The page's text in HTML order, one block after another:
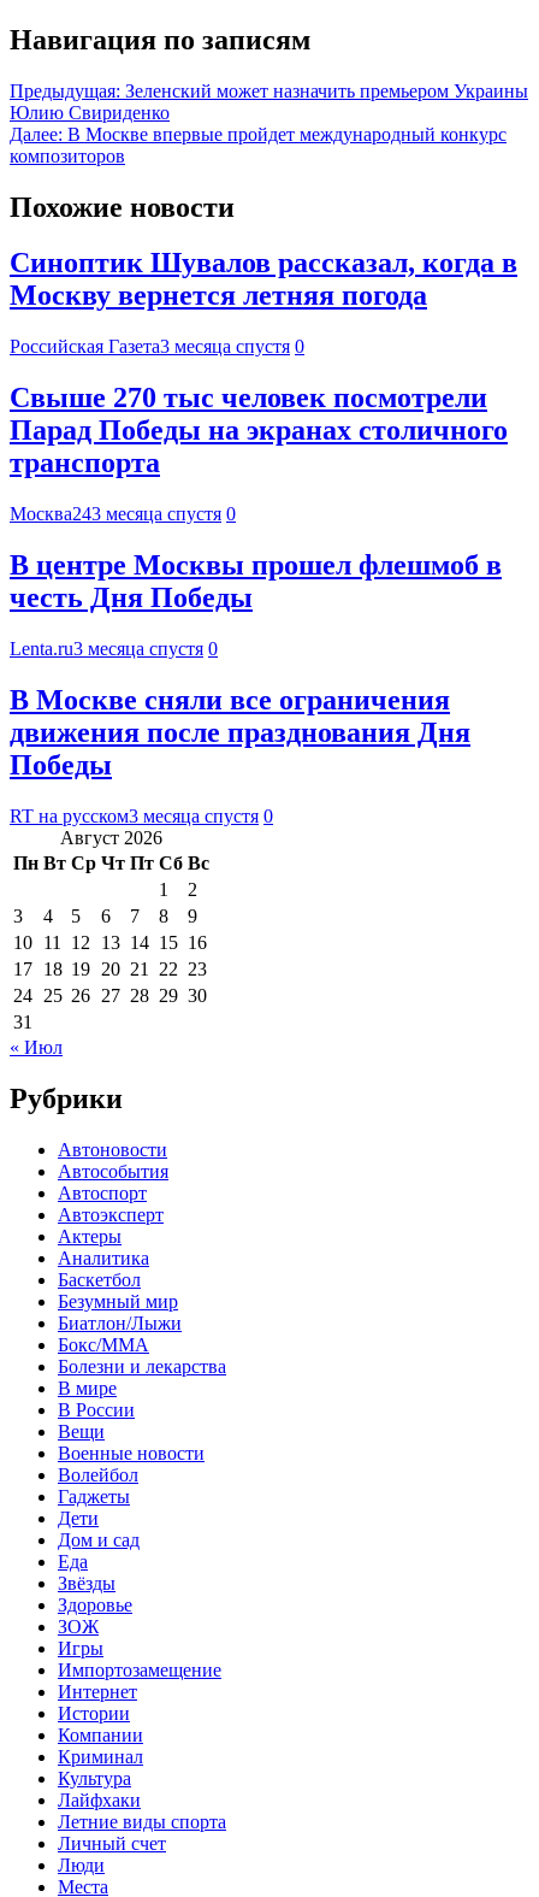
Навигация по записям
Предыдущая: Зеленский может назначить премьером Украины
Юлию Свириденко
Далее: В Москве впервые пройдет международный конкурс
композиторов
Похожие новости
Синоптик Шувалов рассказал, когда в
Москву вернется летняя погода
Российская Газета3 месяца спустя 0
Свыше 270 тыс человек посмотрели
Парад Победы на экранах столичного
транспорта
Москва243 месяца спустя 0
В центре Москвы прошел флешмоб в
честь Дня Победы
Lenta.ru3 месяца спустя 0
В Москве сняли все ограничения
движения после празднования Дня
Победы
RT на русском3 месяца спустя 0
Август 2026
Пн Вт Ср Чт Пт Сб Вс
1
2
3
4 5 6 7 8
9
10 11 12 13 14 15 16
17 18 19 20 21 22 23
24 25 26 27 28 29 30
31
« Июл
Рубрики
Автоновости
Автособытия
Автоспорт
Автоэксперт
Актеры
Аналитика
Баскетбол
Безумный мир
Биатлон/Лыжи
Бокс/MMA
Болезни и лекарства
В мире
В России
Вещи
Военные новости
Волейбол
Гаджеты
Дети
Дом и сад
Еда
Звёзды
Здоровье
ЗОЖ
Игры
Импортозамещение
Интернет
Истории
Компании
Криминал
Культура
Лайфхаки
Летние виды спорта
Личный счет
Люди
Места